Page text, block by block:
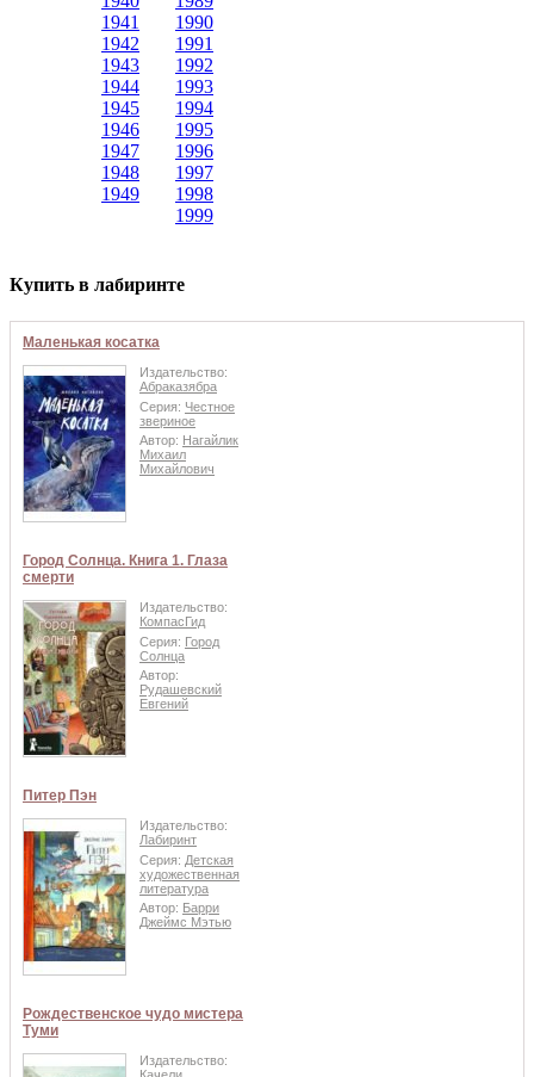
1941
1942
1943
1944
1945
1946
1947
1948
1949
1990
1991
1992
1993
1994
1995
1996
1997
1998
1999
Купить в лабиринте
Маленькая косатка
Издательство:
Абраказябра
Серия: Честное
звериное
Автор: Нагайлик
Михаил
Михайлович
Город Солнца. Книга 1. Глаза
смерти
Издательство:
КомпасГид
Серия: Город
Солнца
Автор:
Рудашевский
Евгений
Питер Пэн
Издательство:
Лабиринт
Серия: Детская
художественная
литература
Автор: Барри
Джеймс Мэтью
Рождественское чудо мистера
Туми
Издательство: